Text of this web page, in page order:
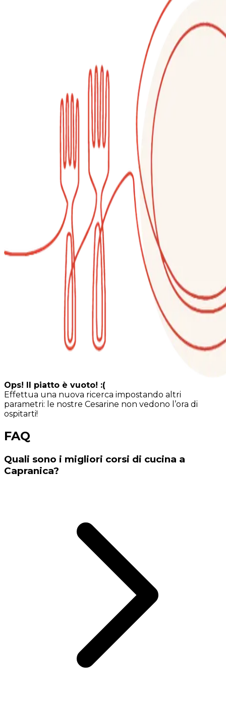
Ops! Il piatto è vuoto! :(
Effettua una nuova ricerca impostando altri
parametri: le nostre Cesarine non vedono l’ora di
ospitarti!
FAQ
Quali sono i migliori corsi di cucina a
Capranica?